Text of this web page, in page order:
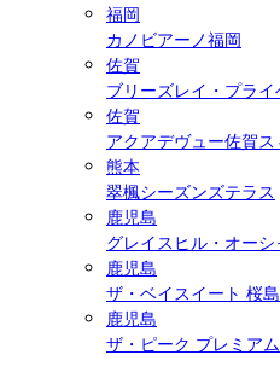
福岡
カノビアーノ福岡
佐賀
ブリーズレイ・プライ
佐賀
アクアデヴュー佐賀ス
熊本
翠楓シーズンズテラス
鹿児島
グレイスヒル・オーシ
鹿児島
ザ・ベイスイート 桜
鹿児島
ザ・ピーク プレミア